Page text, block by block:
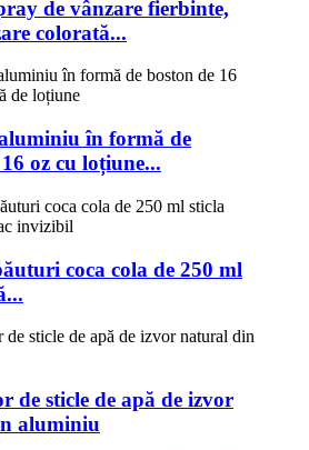
de vânzare fierbinte,
colorată...
în formă de
oz cu loțiune...
coca cola de 250 ml
de sticle de apă de izvor
aluminiu